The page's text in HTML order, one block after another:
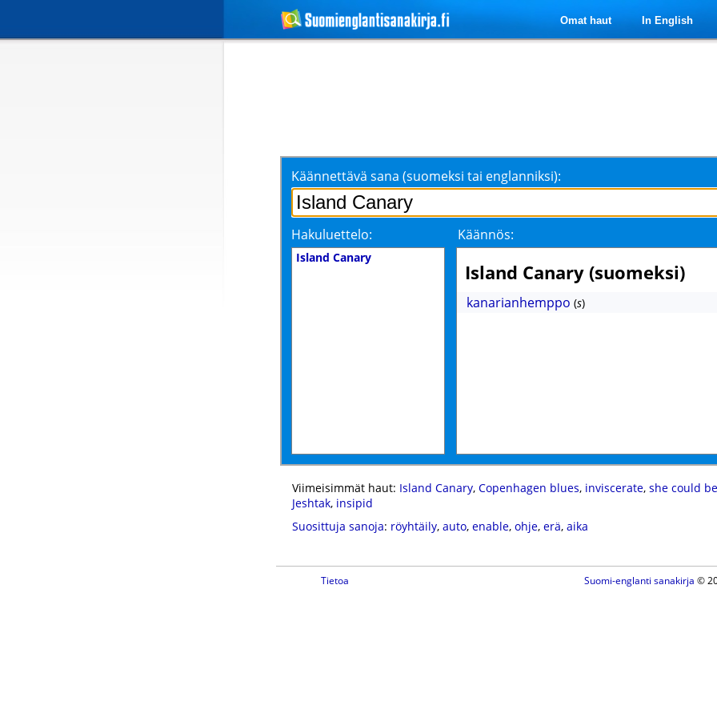
Omat haut In English
Käännettävä sana (suomeksi tai englanniksi):
Hakuluettelo: Käännös:
Island Canary
Island Canary (suomeksi)
kanarianhemppo (s)
Viimeisimmät haut: Island Canary, Copenhagen blues, inviscerate, she could
Jeshtak, insipid
Suosittuja sanoja: röyhtäily, auto, enable, ohje, erä, aika
Tietoa Suomi-englanti sanakirja ©